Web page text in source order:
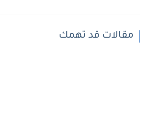
مقالات قد تهمك